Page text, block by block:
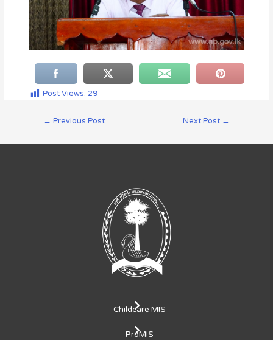
Post Views: 29
← Previous Post Next Post →
Childcare MIS
ProMIS